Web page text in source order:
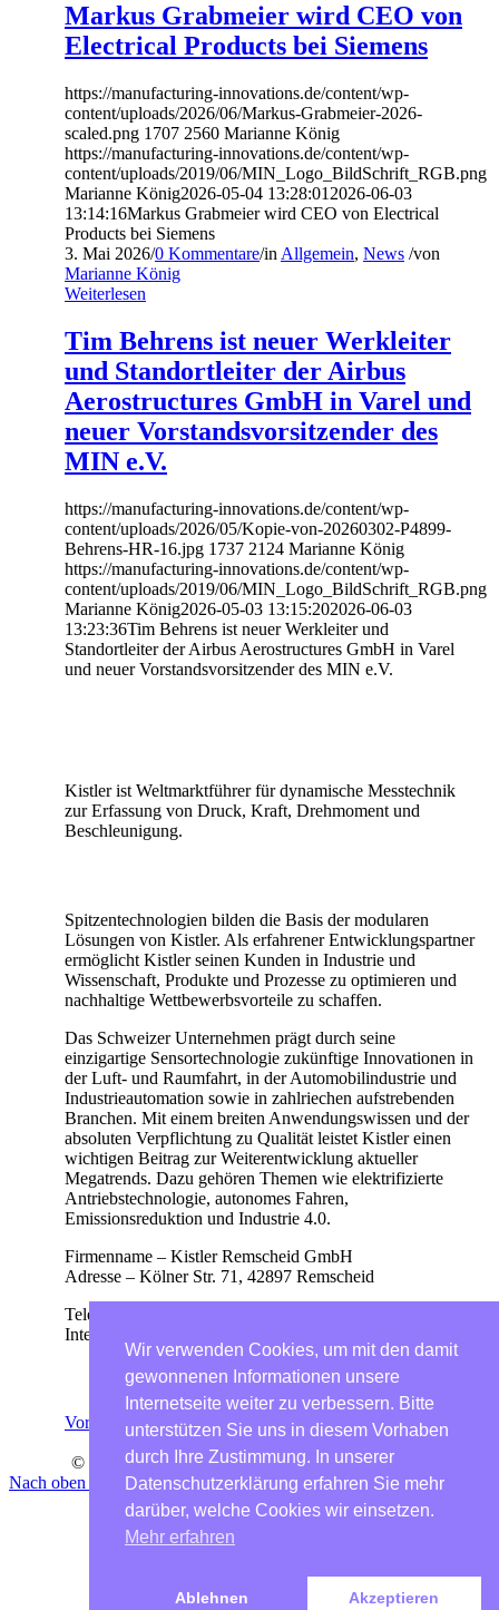
Markus Grabmeier wird CEO von
Electrical Products bei Siemens
https://manufacturing-innovations.de/content/wp-
content/uploads/2026/06/Markus-Grabmeier-2026-
scaled.png 1707 2560 Marianne König
https://manufacturing-innovations.de/content/wp-
content/uploads/2019/06/MIN_Logo_BildSchrift_RGB.png
Marianne König2026-05-04 13:28:01 2026-06-03
13:14:16Markus Grabmeier wird CEO von Electrical
Products bei Siemens
3. Mai 2026/0 Kommentare/in Allgemein, News /von
Marianne König
Weiterlesen
Tim Behrens ist neuer Werkleiter
und Standortleiter der Airbus
Aerostructures GmbH in Varel und
neuer Vorstandsvorsitzender des
MIN e.V.
https://manufacturing-innovations.de/content/wp-
content/uploads/2026/05/Kopie-von-20260302-P4899-
Behrens-HR-16.jpg 1737 2124 Marianne König
https://manufacturing-innovations.de/content/wp-
content/uploads/2019/06/MIN_Logo_BildSchrift_RGB.png
Marianne König2026-05-03 13:15:202026-06-03
13:23:36Tim Behrens ist neuer Werkleiter und
Standortleiter der Airbus Aerostructures GmbH in Varel
und neuer Vorstandsvorsitzender des MIN e.V.
Kistler ist Weltmarktführer für dynamische Messtechnik
zur Erfassung von Druck, Kraft, Drehmoment und
Beschleunigung.
Spitzentechnologien bilden die Basis der modularen
Lösungen von Kistler. Als erfahrener Entwicklungspartner
ermöglicht Kistler seinen Kunden in Industrie und
Wissenschaft, Produkte und Prozesse zu optimieren und
nachhaltige Wettbewerbsvorteile zu schaffen.
Das Schweizer Unternehmen prägt durch seine
einzigartige Sensortechnologie zukünftige Innovationen in
der Luft- und Raumfahrt, in der Automobilindustrie und
Industrieautomation sowie in zahlriechen aufstrebenden
Branchen. Mit einem breiten Anwendungswissen und der
absoluten Verpflichtung zu Qualität leistet Kistler einen
wichtigen Beitrag zur Weiterentwicklung aktueller
Megatrends. Dazu gehören Themen wie elektrifizierte
Antriebstechnologie, autonomes Fahren,
Emissionsreduktion und Industrie 4.0.
Firmenname – Kistler Remscheid GmbH
Adresse – Kölner Str. 71, 42897 Remscheid
Telefon: +49 2191 6980
Internet:
Vorheriger Artikel | nächster Artikel
Impressum|Datenschutz
© Copyright 2023 - Manufacturing Innovations Network
Nach oben scrollen
Wir verwenden Cookies, um mit den damit
gewonnenen Informationen unsere
Internetseite weiter zu verbessern. Bitte
unterstützen Sie uns in diesem Vorhaben
durch Ihre Zustimmung. In unserer
Datenschutzerklärung erfahren Sie mehr
darüber, welche Cookies wir einsetzen.
Mehr erfahren
Ablehnen Akzeptieren